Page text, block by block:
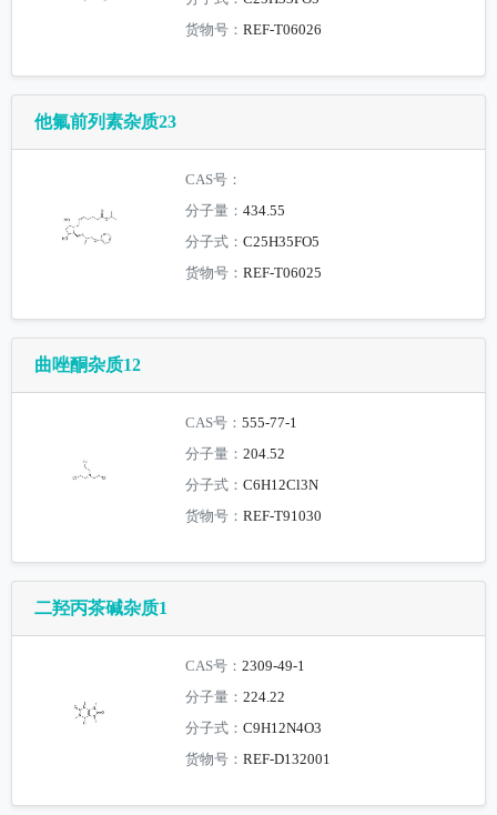
货物号：REF-T06026
他氟前列素杂质23
CAS号：
分子量：434.55
分子式：C25H35FO5
货物号：REF-T06025
曲唑酮杂质12
CAS号：555-77-1
分子量：204.52
分子式：C6H12Cl3N
货物号：REF-T91030
二羟丙茶碱杂质1
CAS号：2309-49-1
分子量：224.22
分子式：C9H12N4O3
货物号：REF-D132001